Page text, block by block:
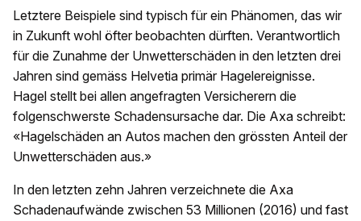
Letztere Beispiele sind typisch für ein Phänomen, das wir
in Zukunft wohl öfter beobachten dürften. Verantwortlich
für die Zunahme der Unwetterschäden in den letzten drei
Jahren sind gemäss Helvetia primär Hagelereignisse.
Hagel stellt bei allen angefragten Versicherern die
folgenschwerste Schadensursache dar. Die Axa schreibt:
«Hagelschäden an Autos machen den grössten Anteil der
Unwetterschäden aus.»
In den letzten zehn Jahren verzeichnete die Axa
Schadenaufwände zwischen 53 Millionen (2016) und fast